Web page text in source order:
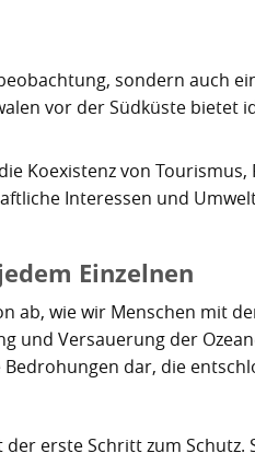
sondern auch
vor der Südküste bietet
Koexistenz von
Interessen und
Einzelnen
ab, wie wir Menschen mit
und Versauerung der
dar, die
der erste Schritt zum